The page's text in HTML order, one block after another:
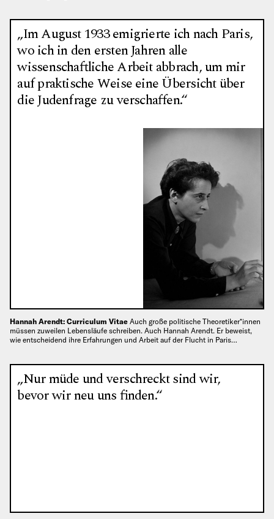
„Im August 1933 emigrierte ich nach Paris,
wo ich in den ersten Jahren alle
wissenschaftliche Arbeit abbrach, um mir
auf praktische Weise eine Übersicht über
die Judenfrage zu verschaffen.“
Hannah Arendt: Curriculum Vitae Auch große politische Theoretiker*innen
müssen zuweilen Lebensläufe schreiben. Auch Hannah Arendt. Er beweist,
wie entscheidend ihre Erfahrungen und Arbeit auf der Flucht in Paris…
„Nur müde und verschreckt sind wir,
bevor wir neu uns finden.“